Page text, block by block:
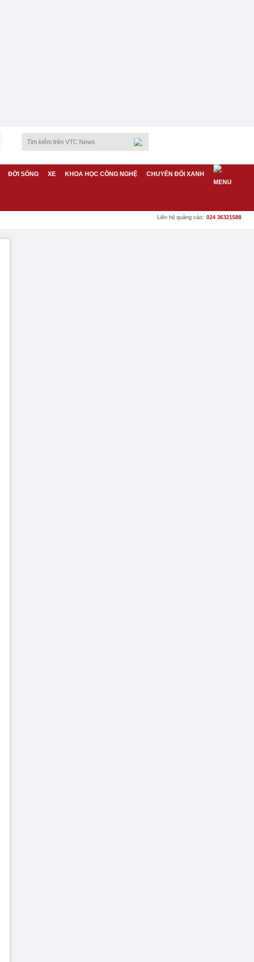
ĐỜI SỐNG XE KHOA HỌC CÔNG NGHỆ CHUYỂN ĐỔI XANH
Liên hệ quảng cáo: 024 36321588